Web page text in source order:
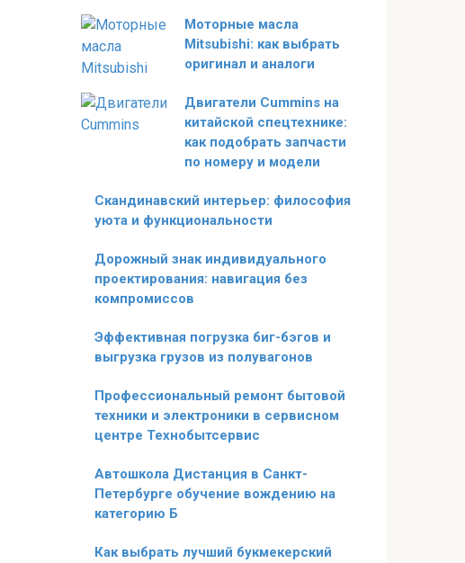
Моторные масла
Mitsubishi: как выбрать
оригинал и аналоги
Двигатели Cummins на
китайской спецтехнике:
как подобрать запчасти
по номеру и модели
Скандинавский интерьер: философия
уюта и функциональности
Дорожный знак индивидуального
проектирования: навигация без
компромиссов
Эффективная погрузка биг-бэгов и
выгрузка грузов из полувагонов
Профессиональный ремонт бытовой
техники и электроники в сервисном
центре Технобытсервис
Автошкола Дистанция в Санкт-
Петербурге обучение вождению на
категорию Б
Как выбрать лучший букмекерский